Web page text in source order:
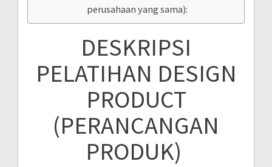
perusahaan yang sama):
DESKRIPSI
PELATIHAN DESIGN
PRODUCT
(PERANCANGAN
PRODUK)